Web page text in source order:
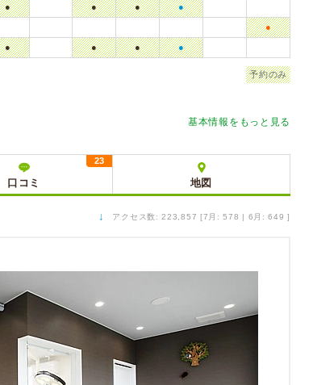
● ● ● ●
●
● ● ● ●
予約のみ
基本情報をもっと見る
口コミ
23
地図
↓ アクセス数: 223,857 [7月: 578 | 6月: 649 ]